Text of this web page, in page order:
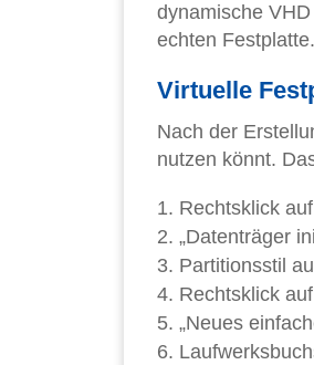
dynamische
echten
Virtuelle
Nach der
nutzen könnt.
Rechtsklick
„Datenträger
Partitionsstil
Rechtsklick
„Neues